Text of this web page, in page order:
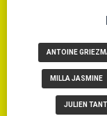
ANTOINE
MILLA JASMINE
JULIEN TANTI